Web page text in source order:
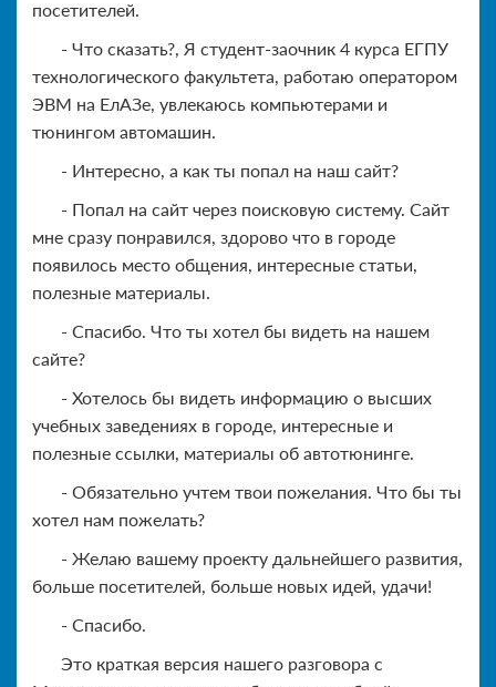
посетителей.
- Что сказать?, Я студент-заочник 4 курса ЕГПУ
технологического факультета, работаю оператором
ЭВМ на ЕлАЗе, увлекаюсь компьютерами и
тюнингом автомашин.
- Интересно, а как ты попал на наш сайт?
- Попал на сайт через поисковую систему. Сайт
мне сразу понравился, здорово что в городе
появилось место общения, интересные статьи,
полезные материалы.
- Спасибо. Что ты хотел бы видеть на нашем
сайте?
- Хотелось бы видеть информацию о высших
учебных заведениях в городе, интересные и
полезные ссылки, материалы об автотюнинге.
- Обязательно учтем твои пожелания. Что бы ты
хотел нам пожелать?
- Желаю вашему проекту дальнейшего развития,
больше посетителей, больше новых идей, удачи!
- Спасибо.
Это краткая версия нашего разговора с